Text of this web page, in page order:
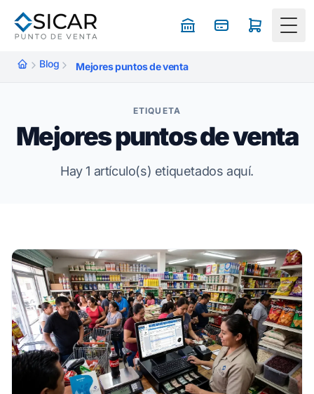
Blog Mejores puntos de venta
ETIQUETA
Mejores puntos de venta
Hay 1 artículo(s) etiquetados aquí.